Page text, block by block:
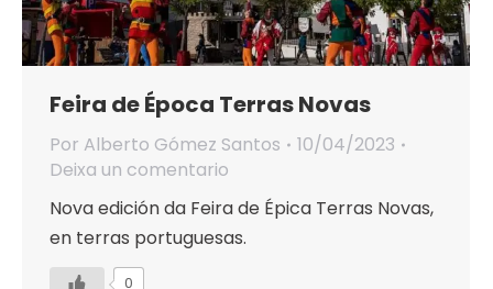
Feira de Época Terras Novas
Por Alberto Gómez Santos
10/04/2023
Deixa un comentario
Nova edición da Feira de Épica Terras Novas,
en terras portuguesas.
0